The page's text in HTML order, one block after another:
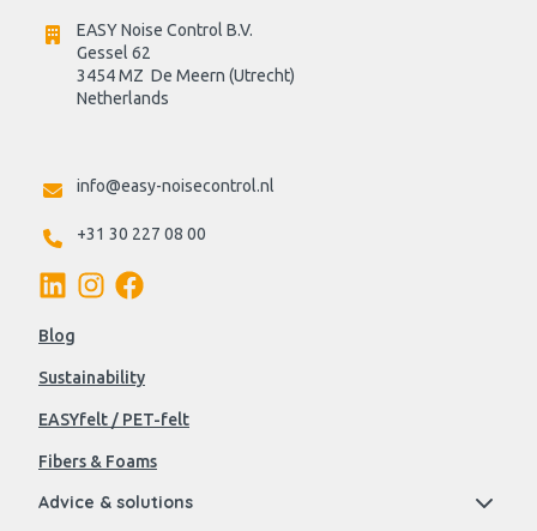
EASY Noise Control B.V.
Gessel 62
3454 MZ  De Meern (Utrecht)
Netherlands
info@easy-noisecontrol.nl
+31 30 227 08 00
Blog
Sustainability
EASYfelt / PET-felt
Fibers & Foams
Advice & solutions